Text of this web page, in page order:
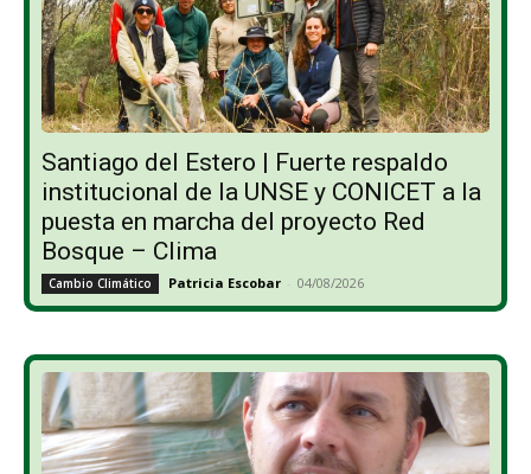
Santiago del Estero | Fuerte respaldo
institucional de la UNSE y CONICET a la
puesta en marcha del proyecto Red
Bosque – Clima
Cambio Climático Patricia Escobar - 04/08/2026